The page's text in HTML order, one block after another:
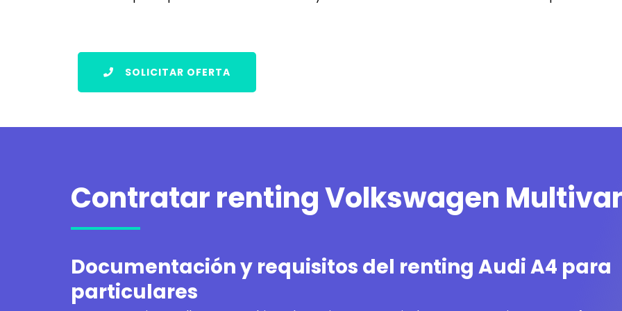
SOLICITAR OFERTA
Contratar renting Volkswagen
Documentación y requisitos del renting Audi A4 para
particulares